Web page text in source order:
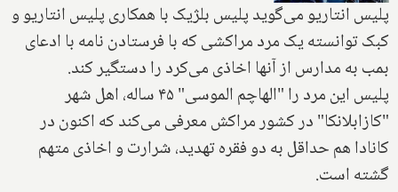
پلیس انتاریو می‌گوید پلیس بلژیک با همکاری پلیس انتاریو و
کبک توانسته یک مرد مراکشی که با فرستادن نامه با ادعای
بمب به مدارس از آنها اخاذی می‌کرد را دستگیر کند.
پلیس این مرد را "الهاچم الموسی" ۴۵ ساله، اهل شهر
"کازابلانکا" در کشور مراکش معرفی می‌کند که اکنون در
کانادا هم حداقل به دو فقره تهدید، شرارت و اخاذی متهم
گشته است.